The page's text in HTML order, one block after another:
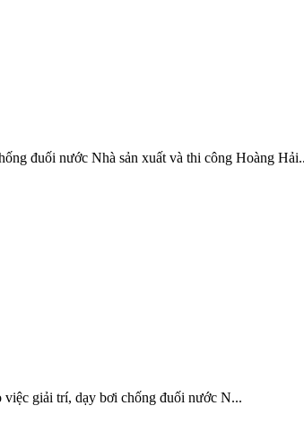
đuối nước Nhà sản xuất và thi công Hoàng
giải trí, dạy bơi chống đuối nước N...